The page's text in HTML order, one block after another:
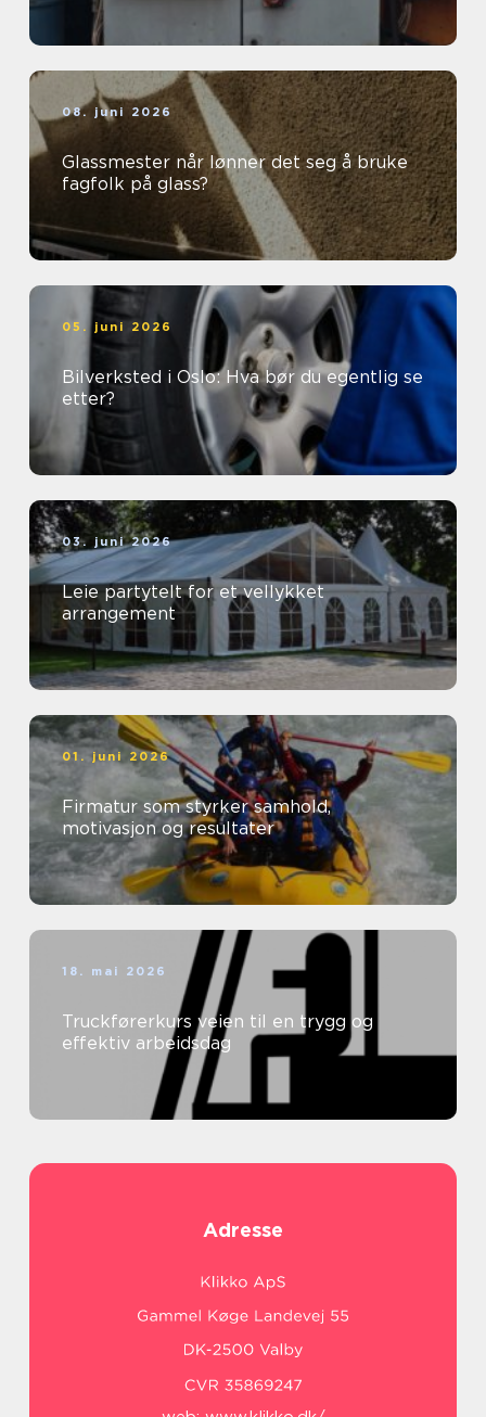
08. juni 2026
Glassmester når lønner det seg å bruke
fagfolk på glass?
05. juni 2026
Bilverksted i Oslo: Hva bør du egentlig se
etter?
03. juni 2026
Leie partytelt for et vellykket
arrangement
01. juni 2026
Firmatur som styrker samhold,
motivasjon og resultater
18. mai 2026
Truckførerkurs veien til en trygg og
effektiv arbeidsdag
Adresse